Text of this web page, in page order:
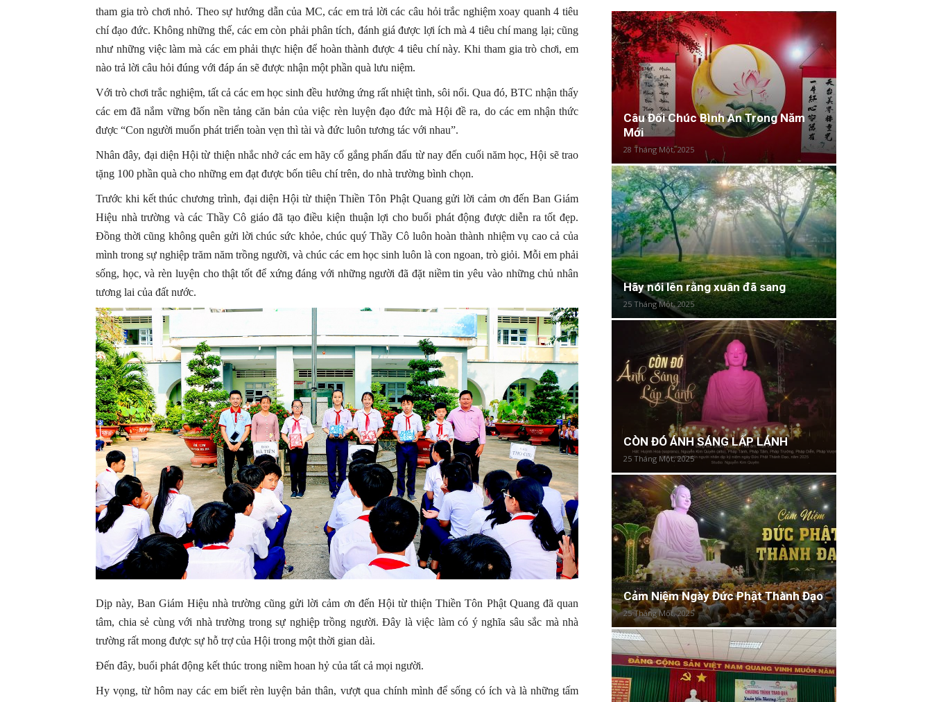
tham gia trò chơi nhỏ. Theo sự hướng dẫn của MC, các em trả lời các câu hỏi trắc nghiệm xoay quanh 4 tiêu
chí đạo đức. Không những thế, các em còn phải phân tích, đánh giá được lợi ích mà 4 tiêu chí mang lại; cũng
như những việc làm mà các em phải thực hiện để hoàn thành được 4 tiêu chí này. Khi tham gia trò chơi, em
nào trả lời câu hỏi đúng với đáp án sẽ được nhận một phần quà lưu niệm.
Với trò chơi trắc nghiệm, tất cả các em học sinh đều hưởng ứng rất nhiệt tình, sôi nổi. Qua đó, BTC nhận thấy
các em đã nắm vững bốn nền tảng căn bản của việc rèn luyện đạo đức mà Hội đề ra, do các em nhận thức
được “Con người muốn phát triển toàn vẹn thì tài và đức luôn tương tác với nhau”.
Nhân đây, đại diện Hội từ thiện nhắc nhở các em hãy cố gắng phấn đấu từ nay đến cuối năm học, Hội sẽ trao
tặng 100 phần quà cho những em đạt được bốn tiêu chí trên, do nhà trường bình chọn.
Trước khi kết thúc chương trình, đại diện Hội từ thiện Thiền Tôn Phật Quang gửi lời cảm ơn đến Ban Giám
Hiệu nhà trường và các Thầy Cô giáo đã tạo điều kiện thuận lợi cho buổi phát động được diễn ra tốt đẹp.
Đồng thời cũng không quên gửi lời chúc sức khỏe, chúc quý Thầy Cô luôn hoàn thành nhiệm vụ cao cả của
mình trong sự nghiệp trăm năm trồng người, và chúc các em học sinh luôn là con ngoan, trò giỏi. Mỗi em phải
sống, học, và rèn luyện cho thật tốt để xứng đáng với những người đã đặt niềm tin yêu vào những chủ nhân
tương lai của đất nước.
Dịp này, Ban Giám Hiệu nhà trường cũng gửi lời cảm ơn đến Hội từ thiện Thiền Tôn Phật Quang đã quan
tâm, chia sẻ cùng với nhà trường trong sự nghiệp trồng người. Đây là việc làm có ý nghĩa sâu sắc mà nhà
trường rất mong được sự hỗ trợ của Hội trong một thời gian dài.
Đến đây, buổi phát động kết thúc trong niềm hoan hỷ của tất cả mọi người.
Hy vọng, từ hôm nay các em biết rèn luyện bản thân, vượt qua chính mình để sống có ích và là những tấm
Câu Đối Chúc Bình An Trong Năm
Mới
28 Tháng Một, 2025
Hãy nói lên rằng xuân đã sang
25 Tháng Một, 2025
CÒN ĐÓ ÁNH SÁNG LẤP LÁNH
25 Tháng Một, 2025
Cảm Niệm Ngày Đức Phật Thành Đạo
25 Tháng Một, 2025